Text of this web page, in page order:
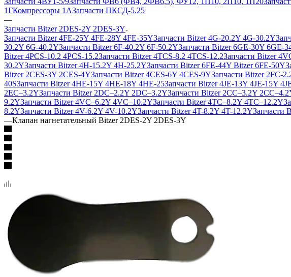
1ГКомпрессоры 1АЗапчасти ПКСД-5.25
—
Запчасти Bitzer 2DES-2Y 2DES-3Y
Запчасти Bitzer 4FE-25Y 4FE-28Y 4FE-35YЗапчасти Bitzer 4G-20.2Y 4G-30.2Y
30.2Y 6G-40.2YЗапчасти Bitzer 6F-40.2Y 6F-50.2YЗапчасти Bitzer 6GE-30Y 6GE-
Bitzer 4PCS-10.2 4PCS-15.2Запчасти Bitzer 4TCS-8.2 4TCS-12.2Запчасти Bitzer
30.2YЗапчасти Bitzer 4H-15.2Y 4H-25.2YЗапчасти Bitzer 6FE-44Y Bitzer 6FE-50Y
Bitzer 2CES-3Y 2CES-4YЗапчасти Bitzer 4CES-6Y 4CES-9YЗапчасти Bitzer 2FC-
40SЗапчасти Bitzer 4HE-15Y 4HE-18Y 4HE-25Запчасти Bitzer 4JE-13Y 4JE-15Y
2EC–3.2YЗапчасти Bitzer 2DC–2.2Y 2DC–3.2YЗапчасти Bitzer 2CC–3.2Y
9.2YЗапчасти Bitzer 4VC–6.2Y 4VC–10.2YЗапчасти Bitzer 4TC–8.2Y 4TC–12.2Y
8.2YЗапчасти Bitzer 4V-6.2Y 4V-10.2YЗапчасти Bitzer 4T-8.2Y 4T-12.2YЗапчасти
—Клапан нагнетательный Bitzer 2DES-2Y 2DES-3Y